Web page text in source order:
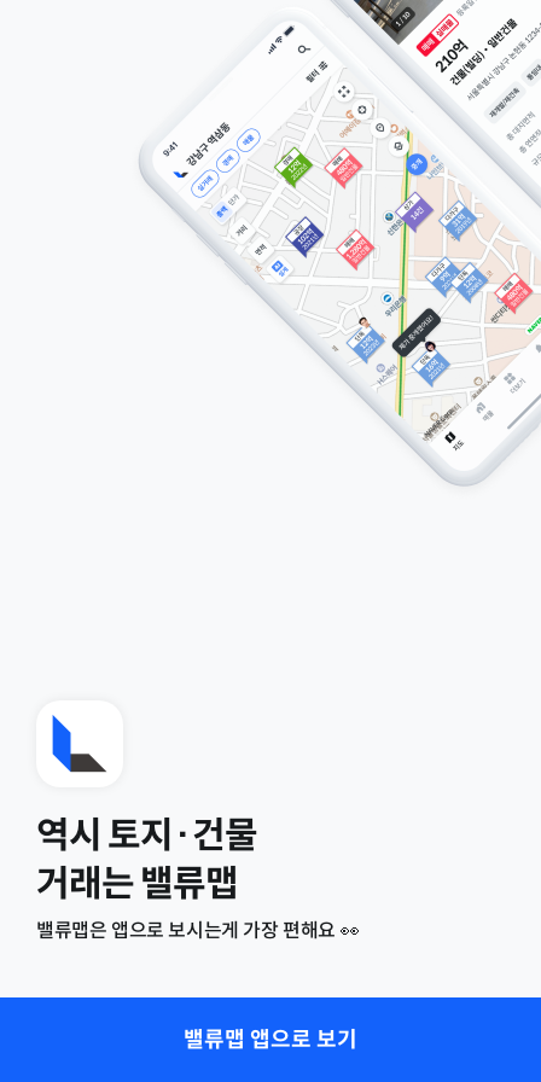
역시 토지·건물
거래는 밸류맵
밸류맵은 앱으로 보시는게 가장 편해요 👀
밸류맵 앱으로 보기